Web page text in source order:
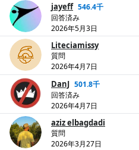
jayeff 546.4千
回答済み
2026年5月3日
Liteciamissy
質問
2026年4月7日
DanJ 501.8千
回答済み
2026年4月7日
aziz elbagdadi
質問
2026年3月27日